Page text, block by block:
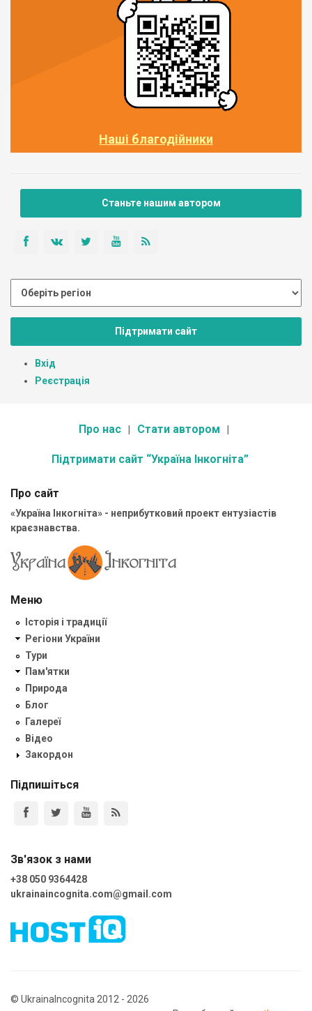
Наші благодійники
Станьте нашим автором
Підтримати сайт
Вхід
Реєстрація
Про нас Стати автором
Підтримати сайт “Україна Інкогніта”
Про сайт
«Україна Інкогніта» - неприбутковий проект ентузіастів
краєзнавства.
Меню
Історія і традиції
Регіони України
Тури
Пам'ятки
Природа
Блог
Галереї
Відео
Закордон
Підпишіться
Зв'язок з нами
+38 050 9364428
ukrainaincognita.com@gmail.com
© UkrainaIncognita 2012 - 2026